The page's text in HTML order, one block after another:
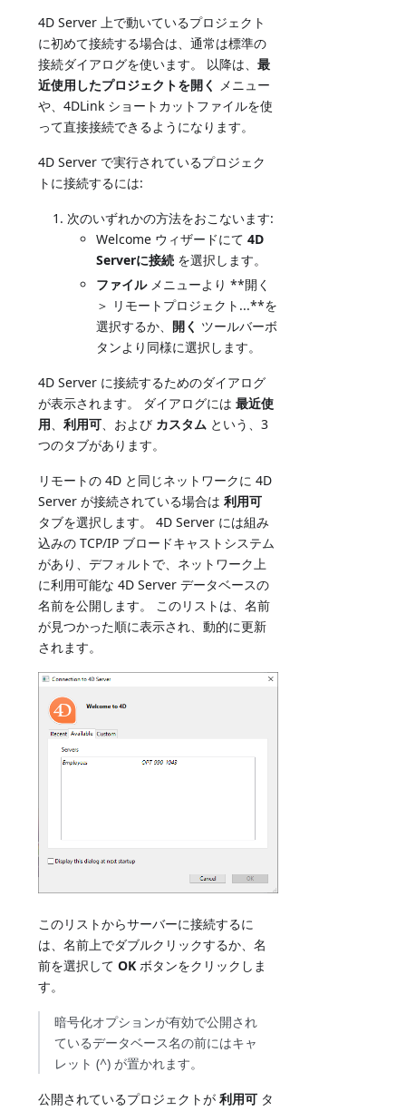
4D Server 上で動いているプロジェクト
に初めて接続する場合は、通常は標準の
接続ダイアログを使います。 以降は、最
近使用したプロジェクトを開く メニュー
や、4DLink ショートカットファイルを使
って直接接続できるようになります。
4D Server で実行されているプロジェク
トに接続するには:
次のいずれかの方法をおこないます:
Welcome ウィザードにて4D
Serverに接続 を選択します。
ファイルメニューより **開く
＞ リモートプロジェクト...**を
選択するか、 開く ツールバーボ
タンより同様に選択します。
4D Server に接続するためのダイアログ
が表示されます。 ダイアログには最近使
用、利用可、および カスタム という、3
つのタブがあります。
リモートの 4D と同じネットワークに 4D
Server が接続されている場合は利用可
タブを選択します。 4D Server には組み
込みの TCP/IP ブロードキャストシステム
があり、デフォルトで、ネットワーク上
に利用可能な 4D Server データベースの
名前を公開します。 このリストは、名前
が見つかった順に表示され、動的に更新
されます。
このリストからサーバーに接続するに
は、名前上でダブルクリックするか、名
前を選択してOK ボタンをクリックしま
す。
暗号化オプションが有効で公開され
ているデータベース名の前にはキャ
レット (^) が置かれます。
公開されているプロジェクトが利用可 タ